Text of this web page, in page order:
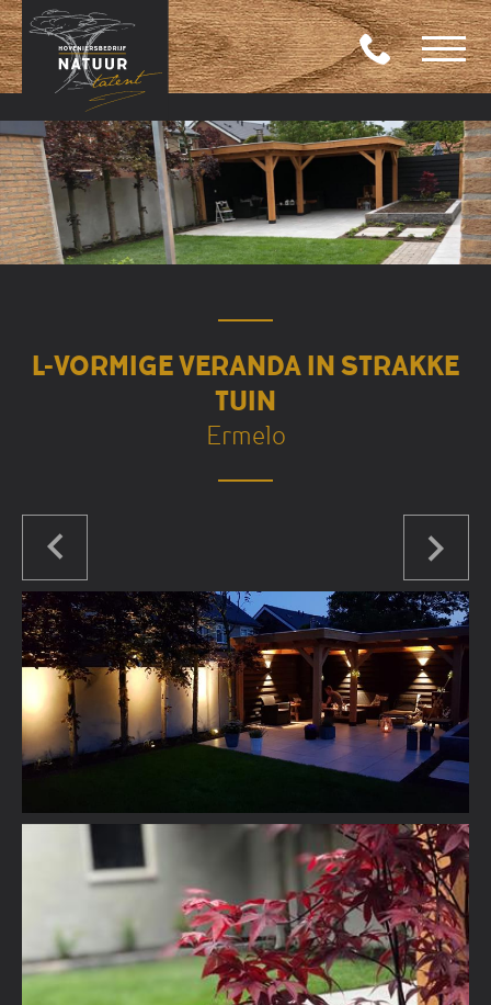
L-VORMIGE VERANDA IN STRAKKE
TUIN
Ermelo